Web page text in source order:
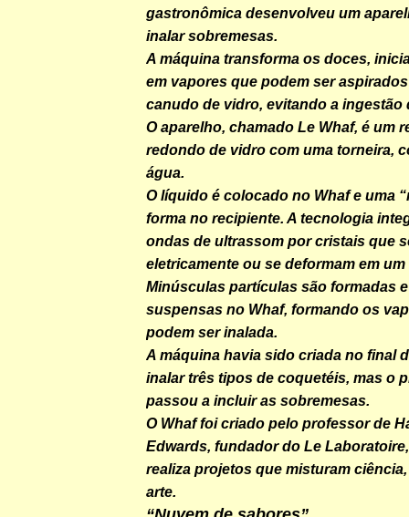
gastronômica desenvolveu um
inalar sobremesas.
A máquina transforma os doces,
em vapores que podem ser
canudo de vidro, evitando a ingestão
O aparelho, chamado Le Whaf, é um
redondo de vidro com uma torneira,
água.
O líquido é colocado no Whaf e uma
forma no recipiente. A tecnologia
ondas de ultrassom por cristais que
eletricamente ou se deformam em
Minúsculas partículas são formadas
suspensas no Whaf, formando os
podem ser inalada.
A máquina havia sido criada no final
inalar três tipos de coquetéis, mas o
passou a incluir as sobremesas.
O Whaf foi criado pelo professor de
Edwards, fundador do Le
realiza projetos que misturam
arte.